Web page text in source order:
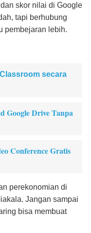
skor nilai di Google
tapi berhubung
pembejaran lebih.
secara
Google Drive Tanpa
Conference Gratis
perekonomian di
Jangan sampai
bisa membuat